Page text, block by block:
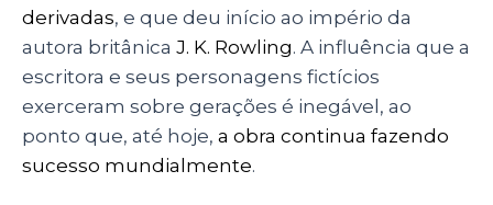
derivadas, e que deu início ao império da
autora britânica J. K. Rowling. A influência que a
escritora e seus personagens fictícios
exerceram sobre gerações é inegável, ao
ponto que, até hoje, a obra continua fazendo
sucesso mundialmente.